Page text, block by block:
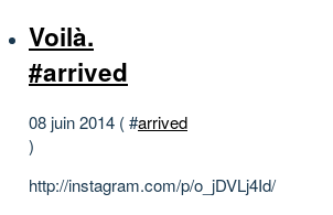
Voilà.
#arrived
08 juin 2014 ( #arrived
)
http://instagram.com/p/o_jDVLj4Id/